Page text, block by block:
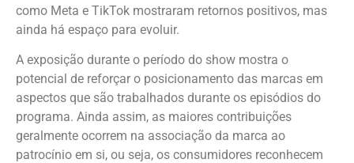
como Meta e TikTok mostraram retornos positivos, mas
ainda há espaço para evoluir.
A exposição durante o período do show mostra o
potencial de reforçar o posicionamento das marcas em
aspectos que são trabalhados durante os episódios do
programa. Ainda assim, as maiores contribuições
geralmente ocorrem na associação da marca ao
patrocínio em si, ou seja, os consumidores reconhecem